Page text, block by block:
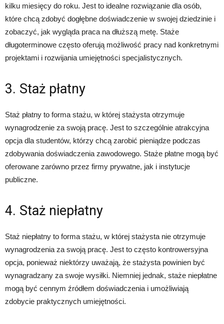
kilku miesięcy do roku. Jest to idealne rozwiązanie dla osób,
które chcą zdobyć dogłębne doświadczenie w swojej dziedzinie i
zobaczyć, jak wygląda praca na dłuższą metę. Staże
długoterminowe często oferują możliwość pracy nad konkretnymi
projektami i rozwijania umiejętności specjalistycznych.
3. Staż płatny
Staż płatny to forma stażu, w której stażysta otrzymuje
wynagrodzenie za swoją pracę. Jest to szczególnie atrakcyjna
opcja dla studentów, którzy chcą zarobić pieniądze podczas
zdobywania doświadczenia zawodowego. Staże płatne mogą być
oferowane zarówno przez firmy prywatne, jak i instytucje
publiczne.
4. Staż niepłatny
Staż niepłatny to forma stażu, w której stażysta nie otrzymuje
wynagrodzenia za swoją pracę. Jest to często kontrowersyjna
opcja, ponieważ niektórzy uważają, że stażysta powinien być
wynagradzany za swoje wysiłki. Niemniej jednak, staże niepłatne
mogą być cennym źródłem doświadczenia i umożliwiają
zdobycie praktycznych umiejętności.